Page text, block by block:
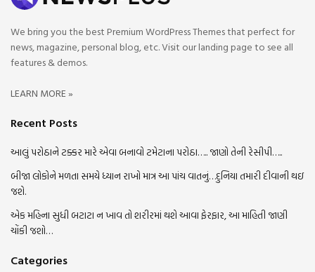
We bring you the best Premium WordPress Themes that perfect for
news, magazine, personal blog, etc. Visit our landing page to see all
features & demos.
LEARN MORE »
Recent Posts
આલું પરોઠાને ટક્કર મારે એવા બનાવો ટમેટાના પરોઠા….. જાણો તેની રેસીપી…..
બીજા લોકોને મળતા સમયે ધ્યાન રાખો માત્ર આ પાંચ વાતનું…દુનિયા તમારી દીવાની થઇ
જશે.
એક મહિના સુધી બટાટા ન ખાવ તો શરીરમાં થશે આવા ફેરફાર, આ માહિતી જાણી
ચોંકી જશો…
Categories